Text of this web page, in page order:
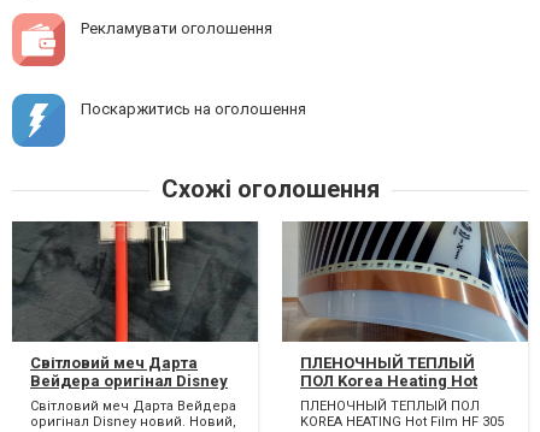
Рекламувати оголошення
Поскаржитись на оголошення
Схожі оголошення
Світловий меч Дарта
Вейдера оригінал Disney
новий
Світловий меч Дарта Вейдера
оригінал Disney новий. Новий,
ПЛЕНОЧНЫЙ ТЕПЛЫЙ
ПОЛ Korea Heating Hot
Film HF 305 Высокого
качества
ПЛЕНОЧНЫЙ ТЕПЛЫЙ ПОЛ
KOREA HEATING Hot Film HF 305